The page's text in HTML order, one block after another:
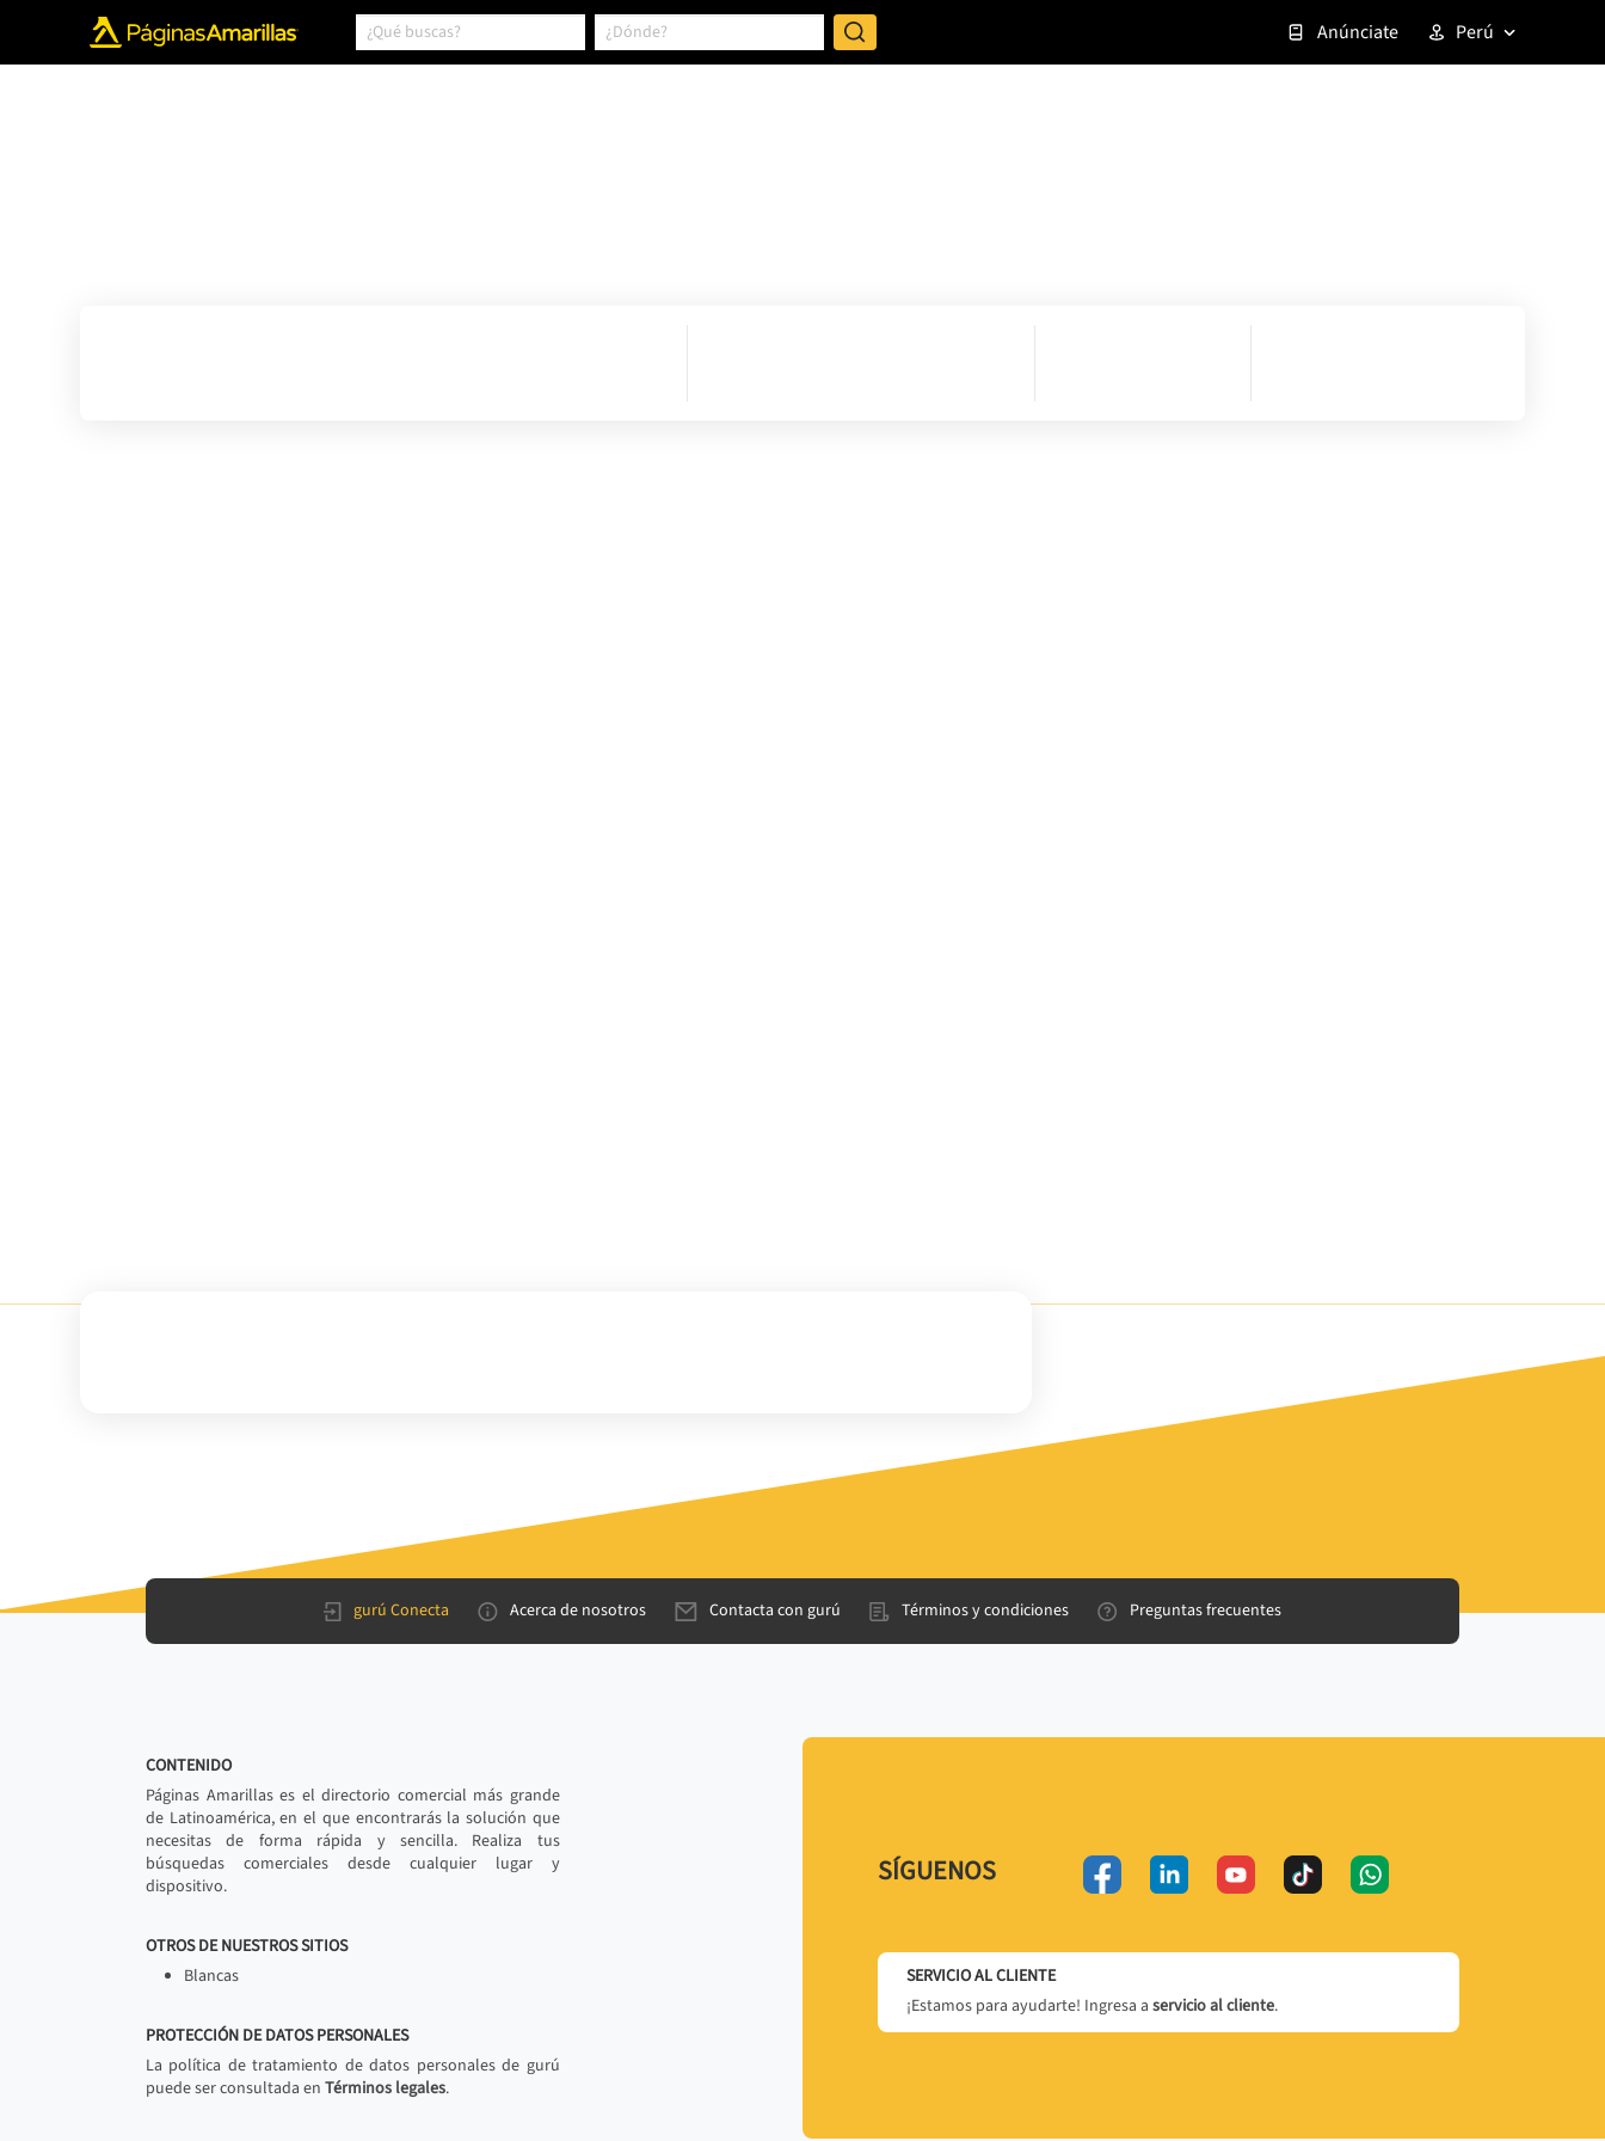
Anúnciate Perú
gurú Conecta Acerca de nosotros Contacta con gurú Términos y condiciones Preguntas frecuentes
CONTENIDO
Páginas Amarillas es el directorio comercial más grande
de Latinoamérica, en el que encontrarás la solución que
necesitas de forma rápida y sencilla. Realiza tus
búsquedas comerciales desde cualquier lugar y
dispositivo.
OTROS DE NUESTROS SITIOS
Blancas
PROTECCIÓN DE DATOS PERSONALES
La política de tratamiento de datos personales de gurú
puede ser consultada en Términos legales.
SÍGUENOS
SERVICIO AL CLIENTE
¡Estamos para ayudarte! Ingresa a servicio al cliente.